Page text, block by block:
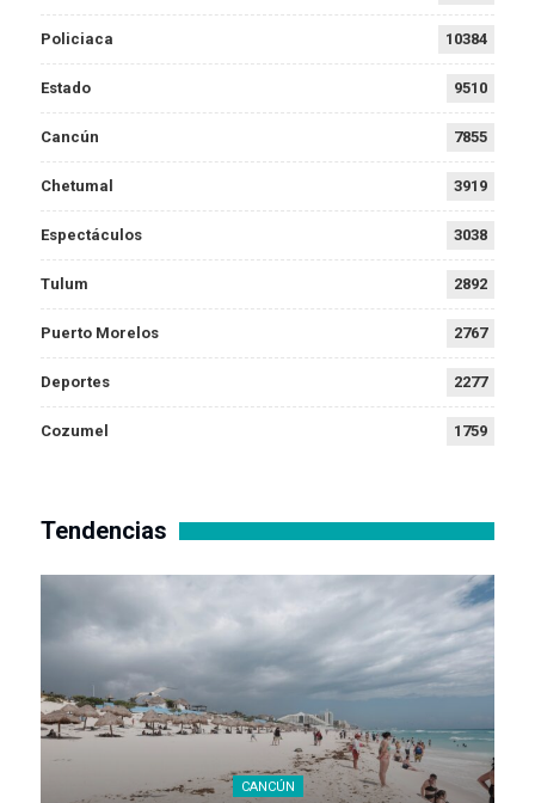
Policiaca 10384
Estado 9510
Cancún 7855
Chetumal 3919
Espectáculos 3038
Tulum 2892
Puerto Morelos 2767
Deportes 2277
Cozumel 1759
Tendencias
CANCÚN